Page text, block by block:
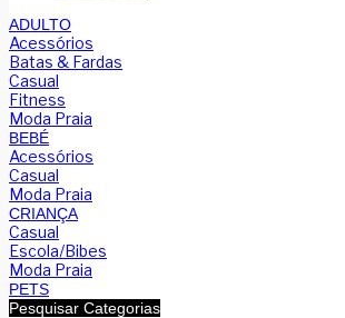
ADULTO
Acessórios
Batas & Fardas
Casual
Fitness
Moda Praia
BEBÉ
Acessórios
Casual
Moda Praia
CRIANÇA
Casual
Escola/Bibes
Moda Praia
PETS
Pesquisar Categorias